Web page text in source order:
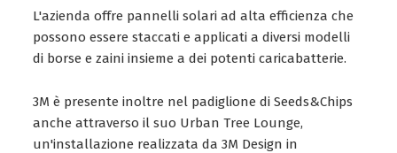
L'azienda offre pannelli solari ad alta efficienza che
possono essere staccati e applicati a diversi modelli
di borse e zaini insieme a dei potenti caricabatterie.
3M è presente inoltre nel padiglione di Seeds&Chips
anche attraverso il suo Urban Tree Lounge,
un'installazione realizzata da 3M Design in